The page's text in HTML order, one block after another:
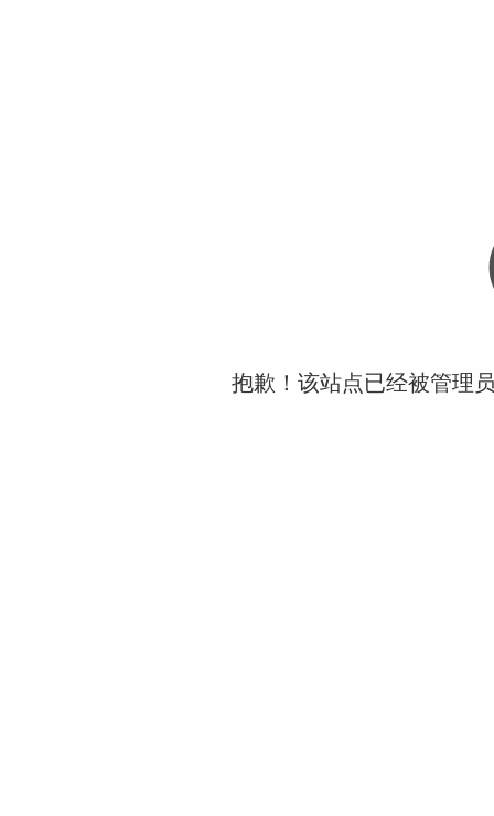
抱歉！该站点已经被管理